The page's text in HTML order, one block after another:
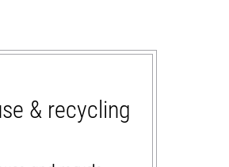
& recycling